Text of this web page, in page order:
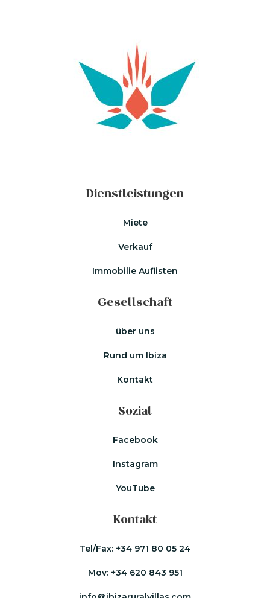
Dienstleistungen
Miete
Verkauf
Immobilie Auflisten
Gesellschaft
über uns
Rund um Ibiza
Kontakt
Sozial
Facebook
Instagram
YouTube
Kontakt
Tel/Fax: +34 971 80 05 24
Mov: +34 620 843 951